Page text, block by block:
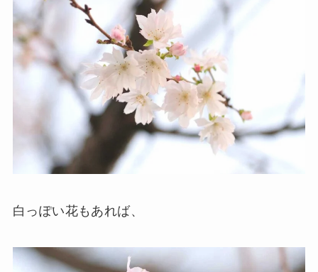
白っぽい花もあれば、